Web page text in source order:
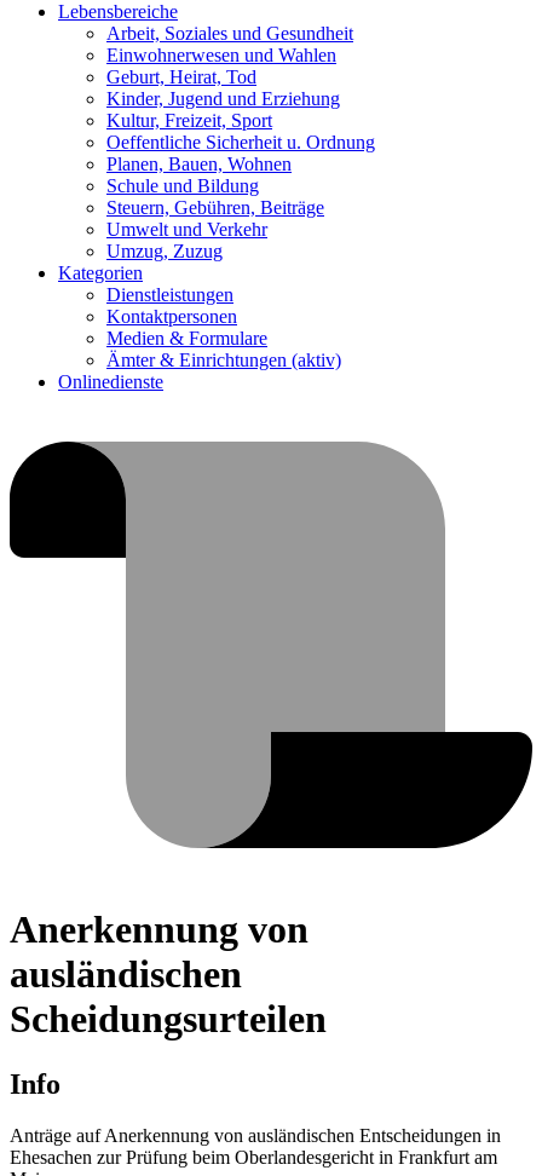
Lebensbereiche
Arbeit, Soziales und Gesundheit
Einwohnerwesen und Wahlen
Geburt, Heirat, Tod
Kinder, Jugend und Erziehung
Kultur, Freizeit, Sport
Oeffentliche Sicherheit u. Ordnung
Planen, Bauen, Wohnen
Schule und Bildung
Steuern, Gebühren, Beiträge
Umwelt und Verkehr
Umzug, Zuzug
Kategorien
Dienstleistungen
Kontaktpersonen
Medien & Formulare
Ämter & Einrichtungen (aktiv)
Onlinedienste
Anerkennung von
ausländischen
Scheidungsurteilen
Info
Anträge auf Anerkennung von ausländischen Entscheidungen in
Ehesachen zur Prüfung beim Oberlandesgericht in Frankfurt am